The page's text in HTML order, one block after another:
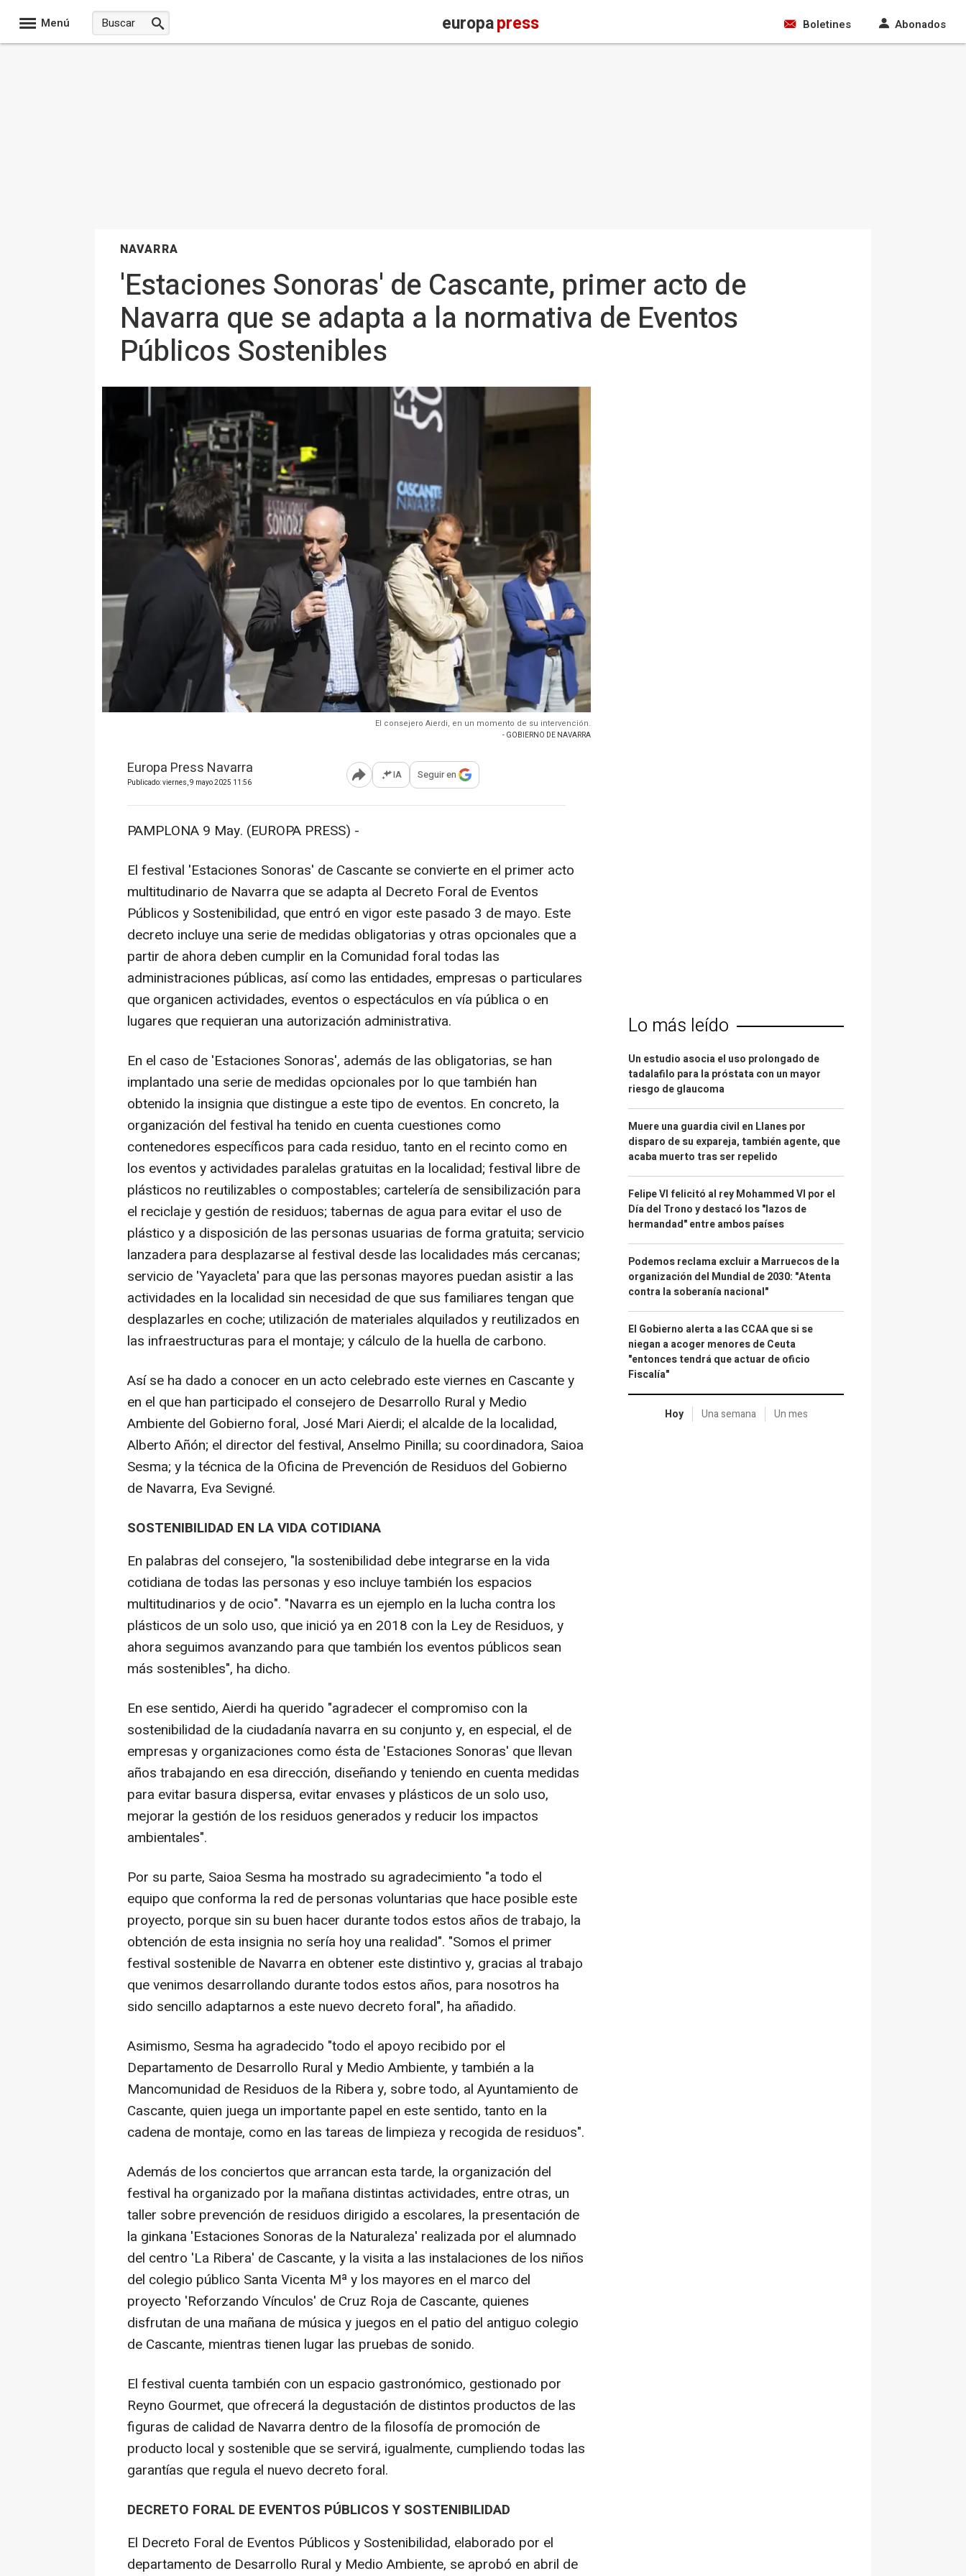
Menú europapress Boletines Abonados
NAVARRA
'Estaciones Sonoras' de Cascante, primer acto de
Navarra que se adapta a la normativa de Eventos
Públicos Sostenibles
El consejero Aierdi, en un momento de su intervención.
- GOBIERNO DE NAVARRA
Europa Press Navarra
Publicado: viernes, 9 mayo 2025 11:56 Abrir opciones para compartir
IA Seguir en
PAMPLONA 9 May. (EUROPA PRESS) -
El festival 'Estaciones Sonoras' de Cascante se convierte en el primer acto
multitudinario de Navarra que se adapta al Decreto Foral de Eventos
Públicos y Sostenibilidad, que entró en vigor este pasado 3 de mayo. Este
decreto incluye una serie de medidas obligatorias y otras opcionales que a
partir de ahora deben cumplir en la Comunidad foral todas las
administraciones públicas, así como las entidades, empresas o particulares
que organicen actividades, eventos o espectáculos en vía pública o en
lugares que requieran una autorización administrativa.
En el caso de 'Estaciones Sonoras', además de las obligatorias, se han
implantado una serie de medidas opcionales por lo que también han
obtenido la insignia que distingue a este tipo de eventos. En concreto, la
organización del festival ha tenido en cuenta cuestiones como
contenedores específicos para cada residuo, tanto en el recinto como en
los eventos y actividades paralelas gratuitas en la localidad; festival libre de
plásticos no reutilizables o compostables; cartelería de sensibilización para
el reciclaje y gestión de residuos; tabernas de agua para evitar el uso de
plástico y a disposición de las personas usuarias de forma gratuita; servicio
lanzadera para desplazarse al festival desde las localidades más cercanas;
servicio de 'Yayacleta' para que las personas mayores puedan asistir a las
actividades en la localidad sin necesidad de que sus familiares tengan que
desplazarles en coche; utilización de materiales alquilados y reutilizados en
las infraestructuras para el montaje; y cálculo de la huella de carbono.
Así se ha dado a conocer en un acto celebrado este viernes en Cascante y
en el que han participado el consejero de Desarrollo Rural y Medio
Ambiente del Gobierno foral, José Mari Aierdi; el alcalde de la localidad,
Alberto Añón; el director del festival, Anselmo Pinilla; su coordinadora, Saioa
Sesma; y la técnica de la Oficina de Prevención de Residuos del Gobierno
de Navarra, Eva Sevigné.
SOSTENIBILIDAD EN LA VIDA COTIDIANA
En palabras del consejero, "la sostenibilidad debe integrarse en la vida
cotidiana de todas las personas y eso incluye también los espacios
multitudinarios y de ocio". "Navarra es un ejemplo en la lucha contra los
plásticos de un solo uso, que inició ya en 2018 con la Ley de Residuos, y
ahora seguimos avanzando para que también los eventos públicos sean
más sostenibles", ha dicho.
En ese sentido, Aierdi ha querido "agradecer el compromiso con la
sostenibilidad de la ciudadanía navarra en su conjunto y, en especial, el de
empresas y organizaciones como ésta de 'Estaciones Sonoras' que llevan
años trabajando en esa dirección, diseñando y teniendo en cuenta medidas
para evitar basura dispersa, evitar envases y plásticos de un solo uso,
mejorar la gestión de los residuos generados y reducir los impactos
ambientales".
Por su parte, Saioa Sesma ha mostrado su agradecimiento "a todo el
equipo que conforma la red de personas voluntarias que hace posible este
proyecto, porque sin su buen hacer durante todos estos años de trabajo, la
obtención de esta insignia no sería hoy una realidad". "Somos el primer
festival sostenible de Navarra en obtener este distintivo y, gracias al trabajo
que venimos desarrollando durante todos estos años, para nosotros ha
sido sencillo adaptarnos a este nuevo decreto foral", ha añadido.
Asimismo, Sesma ha agradecido "todo el apoyo recibido por el
Departamento de Desarrollo Rural y Medio Ambiente, y también a la
Mancomunidad de Residuos de la Ribera y, sobre todo, al Ayuntamiento de
Cascante, quien juega un importante papel en este sentido, tanto en la
cadena de montaje, como en las tareas de limpieza y recogida de residuos".
Además de los conciertos que arrancan esta tarde, la organización del
festival ha organizado por la mañana distintas actividades, entre otras, un
taller sobre prevención de residuos dirigido a escolares, la presentación de
la ginkana 'Estaciones Sonoras de la Naturaleza' realizada por el alumnado
del centro 'La Ribera' de Cascante, y la visita a las instalaciones de los niños
del colegio público Santa Vicenta Mª y los mayores en el marco del
proyecto 'Reforzando Vínculos' de Cruz Roja de Cascante, quienes
disfrutan de una mañana de música y juegos en el patio del antiguo colegio
de Cascante, mientras tienen lugar las pruebas de sonido.
El festival cuenta también con un espacio gastronómico, gestionado por
Reyno Gourmet, que ofrecerá la degustación de distintos productos de las
figuras de calidad de Navarra dentro de la filosofía de promoción de
producto local y sostenible que se servirá, igualmente, cumpliendo todas las
garantías que regula el nuevo decreto foral.
DECRETO FORAL DE EVENTOS PÚBLICOS Y SOSTENIBILIDAD
El Decreto Foral de Eventos Públicos y Sostenibilidad, elaborado por el
departamento de Desarrollo Rural y Medio Ambiente, se aprobó en abril de
Lo más leído
Un estudio asocia el uso prolongado de
tadalafilo para la próstata con un mayor
riesgo de glaucoma
Muere una guardia civil en Llanes por
disparo de su expareja, también agente, que
acaba muerto tras ser repelido
Felipe VI felicitó al rey Mohammed VI por el
Día del Trono y destacó los "lazos de
hermandad" entre ambos países
Podemos reclama excluir a Marruecos de la
organización del Mundial de 2030: "Atenta
contra la soberanía nacional"
El Gobierno alerta a las CCAA que si se
niegan a acoger menores de Ceuta
"entonces tendrá que actuar de oficio
Fiscalía"
Hoy Una semana Un mes